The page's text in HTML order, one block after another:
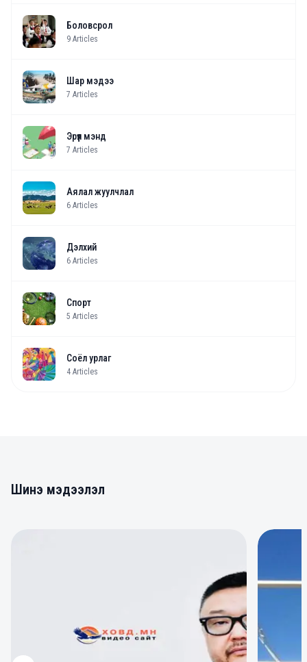
Боловсрол
9 Articles
Шар мэдээ
7 Articles
Эрүүл мэнд
7 Articles
Аялал жуулчлал
6 Articles
Дэлхий
6 Articles
Спорт
5 Articles
Соёл урлаг
4 Articles
Шинэ мэдээлэл